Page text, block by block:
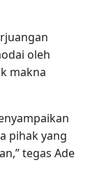
oleh
makna
pihak yang
tegas Ade